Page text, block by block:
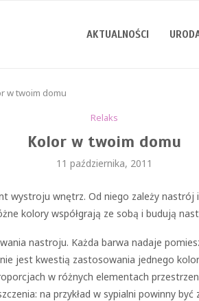
AKTUALNOŚCI
w twoim domu
Relaks
Kolor w twoim domu
11 października, 2011
wystroju wnętrz. Od niego zależy
kolory współgrają ze sobą i budują
nastroju. Każda barwa nadaje
jest kwestią zastosowania jednego
w różnych elementach
na przykład w sypialni powinny